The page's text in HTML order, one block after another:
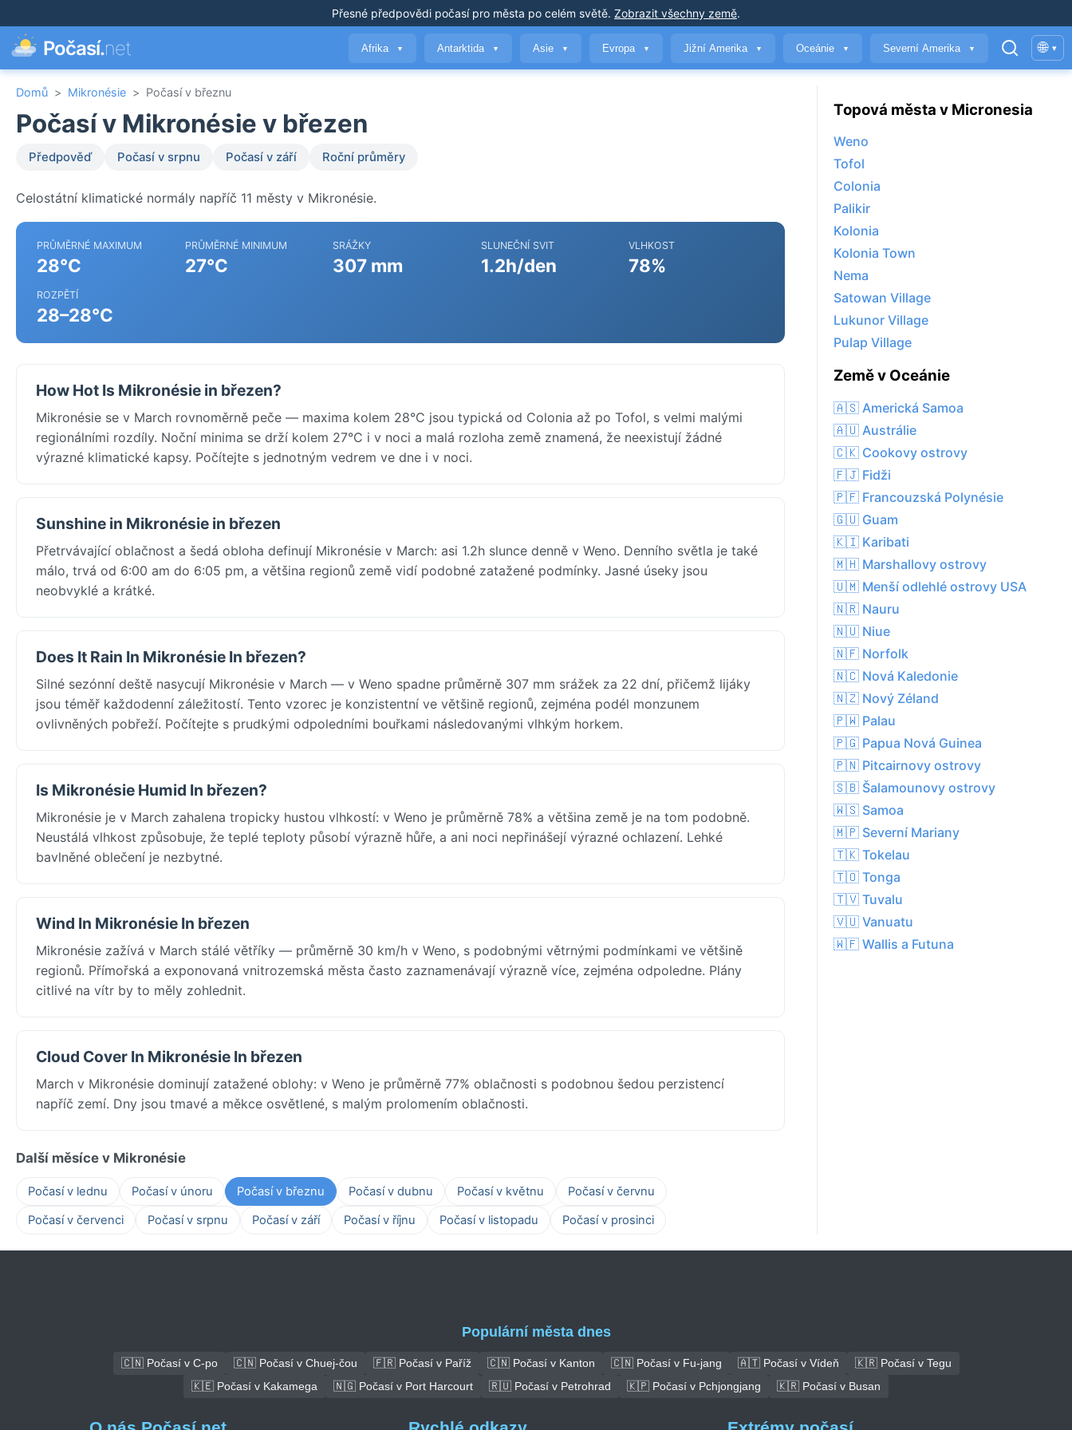
Přesné předpovědi počasípro města po celém světě. Zobrazit všechny země.
Počasí.net Afrika ▼ Antarktida ▼ Asie ▼ Evropa ▼ Jižní Amerika ▼ Oceánie ▼ Severní Amerika ▼ 🌐 ▾
Domů > Mikronésie > Počasí v březnu
Počasí v Mikronésie v březen
Předpověď Počasí v srpnu Počasí v září Roční průměry
Celostátní klimatické normály napříč 11 městy v Mikronésie.
PRŮMĚRNÉ MAXIMUM
28°C
PRŮMĚRNÉ MINIMUM
27°C
SRÁŽKY
307 mm
SLUNEČNÍ SVIT
1.2h/den
VLHKOST
78%
ROZPĚTÍ
28–28°C
How Hot Is Mikronésie in březen?
Mikronésie se v March rovnoměrně peče — maxima kolem 28°C jsou typická od Colonia až po Tofol, s velmi malými
regionálními rozdíly. Noční minima se drží kolem 27°C i v noci a malá rozloha země znamená, že neexistují žádné
výrazné klimatické kapsy. Počítejte s jednotným vedrem ve dne i v noci.
Sunshine in Mikronésie in březen
Přetrvávající oblačnost a šedá obloha definují Mikronésie v March: asi 1.2h slunce denně v Weno. Denního světla je také
málo, trvá od 6:00 am do 6:05 pm, a většina regionů země vidí podobné zatažené podmínky. Jasné úseky jsou
neobvyklé a krátké.
Does It Rain In Mikronésie In březen?
Silné sezónní deště nasycují Mikronésie v March — v Weno spadne průměrně 307 mm srážek za 22 dní, přičemž lijáky
jsou téměř každodenní záležitostí. Tento vzorec je konzistentní ve většině regionů, zejména podél monzunem
ovlivněných pobřeží. Počítejte s prudkými odpoledními bouřkami následovanými vlhkým horkem.
Is Mikronésie Humid In březen?
Mikronésie je v March zahalena tropicky hustou vlhkostí: v Weno je průměrně 78% a většina země je na tom podobně.
Neustálá vlhkost způsobuje, že teplé teploty působí výrazně hůře, a ani noci nepřinášejí výrazné ochlazení. Lehké
bavlněné oblečení je nezbytné.
Wind In Mikronésie In březen
Mikronésie zažívá v March stálé větříky — průměrně 30 km/h v Weno, s podobnými větrnými podmínkami ve většině
regionů. Přímořská a exponovaná vnitrozemská města často zaznamenávají výrazně více, zejména odpoledne. Plány
citlivé na vítr by to měly zohlednit.
Cloud Cover In Mikronésie In březen
March v Mikronésie dominují zatažené oblohy: v Weno je průměrně 77% oblačnosti s podobnou šedou perzistencí
napříč zemí. Dny jsou tmavé a měkce osvětlené, s malým prolomením oblačnosti.
Další měsíce v Mikronésie
Počasí v lednu Počasí v únoru Počasí v březnu Počasí v dubnu Počasí v květnu
Počasí v červnu
Počasí v červenci
Počasí v srpnu Počasí v září Počasí v říjnu Počasí v listopadu Počasí v prosinci
Topová města v Micronesia
Weno
Tofol
Colonia
Palikir
Kolonia
Kolonia Town
Nema
Satowan Village
Lukunor Village
Pulap Village
Země v Oceánie
🇦🇸 Americká Samoa
🇦🇺 Austrálie
🇨🇰 Cookovy ostrovy
🇫🇯 Fidži
🇵🇫 Francouzská Polynésie
🇬🇺 Guam
🇰🇮 Karibati
🇲🇭 Marshallovy ostrovy
🇺🇲 Menší odlehlé ostrovy USA
🇳🇷 Nauru
🇳🇺 Niue
🇳🇫 Norfolk
🇳🇨 Nová Kaledonie
🇳🇿 Nový Zéland
🇵🇼 Palau
🇵🇬 Papua Nová Guinea
🇵🇳 Pitcairnovy ostrovy
🇸🇧 Šalamounovy ostrovy
🇼🇸 Samoa
🇲🇵 Severní Mariany
🇹🇰 Tokelau
🇹🇴 Tonga
🇹🇻 Tuvalu
🇻🇺 Vanuatu
🇼🇫 Wallis a Futuna
Populární města dnes
🇨🇳 Počasí v C-po 🇨🇳 Počasí v Chuej-čou 🇫🇷 Počasí v Paříž 🇨🇳 Počasí v Kanton 🇨🇳 Počasí v Fu-jang 🇦🇹 Počasí v Vídeň
🇰🇷 Počasí v Tegu
🇰🇪 Počasí v Kakamega
🇳🇬 Počasí v Port Harcourt 🇷🇺 Počasí v Petrohrad 🇰🇵 Počasí v Pchjongjang 🇰🇷 Počasí v Busan